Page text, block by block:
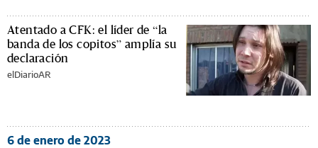
Atentado a CFK: el líder de “la
banda de los copitos” amplía su
declaración
elDiarioAR
6 de enero de 2023